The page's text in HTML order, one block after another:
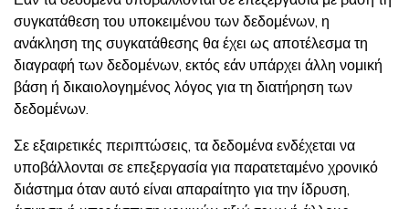
συγκατάθεση του υποκειμένου των δεδομένων, η
ανάκληση της συγκατάθεσης θα έχει ως αποτέλεσμα τη
διαγραφή των δεδομένων, εκτός εάν υπάρχει άλλη νομική
βάση ή δικαιολογημένος λόγος για τη διατήρηση των
δεδομένων.
Σε εξαιρετικές περιπτώσεις, τα δεδομένα ενδέχεται να
υποβάλλονται σε επεξεργασία για παρατεταμένο χρονικό
διάστημα όταν αυτό είναι απαραίτητο για την ίδρυση,